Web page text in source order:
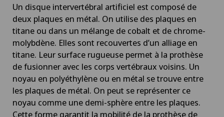
Un disque intervertébral artificiel est composé de
deux plaques en métal. On utilise des plaques en
titane ou dans un mélange de cobalt et de chrome-
molybdène. Elles sont recouvertes d’un alliage en
titane. Leur surface rugueuse permet à la prothèse
de fusionner avec les corps vertébraux voisins. Un
noyau en polyéthylène ou en métal se trouve entre
les plaques de métal. On peut se représenter ce
noyau comme une demi-sphère entre les plaques.
Cette forme garantit la mobilité de la prothèse de